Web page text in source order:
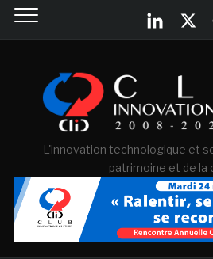
L'innovation technologique et
patrimoine et de la